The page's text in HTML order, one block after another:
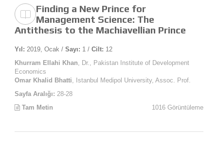
Finding a New Prince for
Management Science: The
Antithesis to the Machiavellian Prince
Yıl: 2019, Ocak / Sayı: 1 / Cilt: 12
Khurram Ellahi Khan , Dr., Pakistan Institute of Development
Economics
Omar Khalid Bhatti , Istanbul Medipol University, Assoc. Prof.
Sayfa Aralığı: 28-28
Tam Metin
1016 Görüntüleme